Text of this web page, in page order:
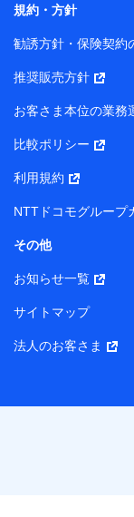
コンサルティ
アンケートや
上記に係る案
所・代表者名】
り）
株式会社NTTド
社長 廣井 孝史
東京都中央区日
株式会社ドコモ
村 忠義
また当社は、オ
氏名、生年月
人の属性に関
規約・方針
勧誘方針・保険契約
推奨販売方針
お客さま本位の業務
比較ポリシー
利用規約
NTTドコモグループ
その他
お知らせ一覧
サイトマップ
法人のお客さま